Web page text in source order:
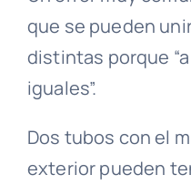
que se pueden
distintas porque
iguales”.
Dos tubos con el
exterior pueden